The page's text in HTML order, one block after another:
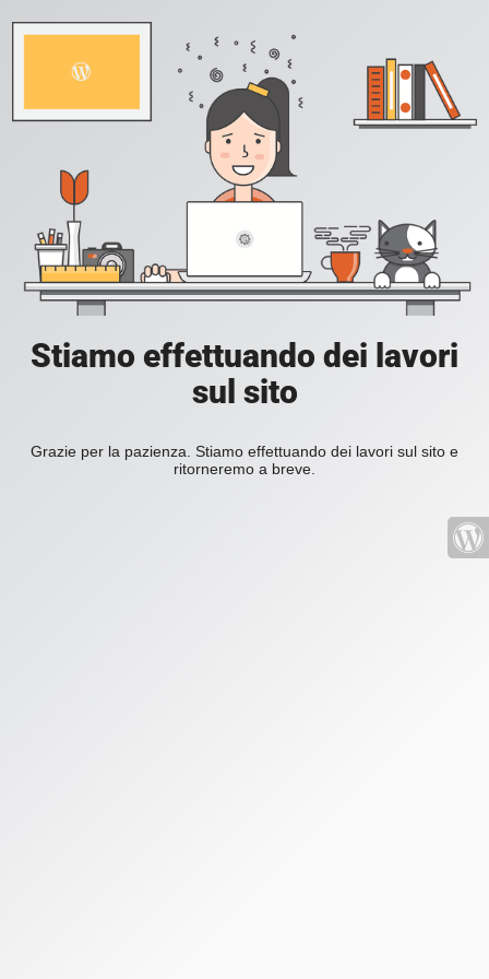
Stiamo effettuando dei lavori
sul sito
Grazie per la pazienza. Stiamo effettuando dei lavori sul sito e
ritorneremo a breve.